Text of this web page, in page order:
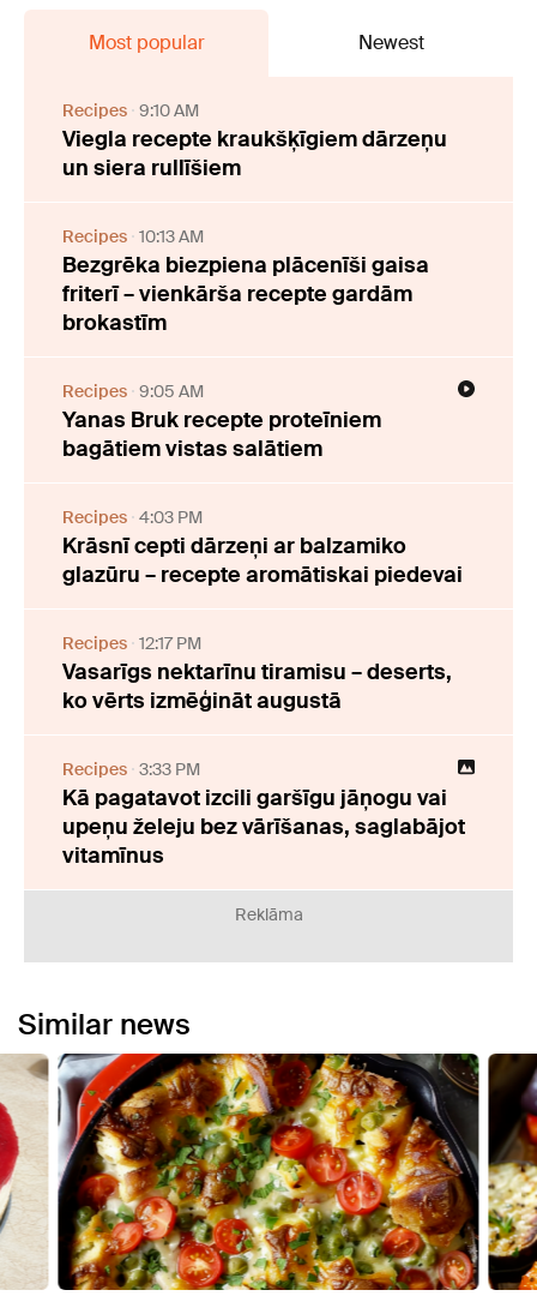
Most popular Newest
Recipes 9:10 AM
Viegla recepte kraukšķīgiem dārzeņu
un siera rullīšiem
Recipes 10:13 AM
Bezgrēka biezpiena plācenīši gaisa
friterī – vienkārša recepte gardām
brokastīm
Recipes 9:05 AM
Yanas Bruk recepte proteīniem
bagātiem vistas salātiem
Recipes 4:03 PM
Krāsnī cepti dārzeņi ar balzamiko
glazūru – recepte aromātiskai piedevai
Recipes 12:17 PM
Vasarīgs nektarīnu tiramisu – deserts,
ko vērts izmēģināt augustā
Recipes 3:33 PM
Kā pagatavot izcili garšīgu jāņogu vai
upeņu želeju bez vārīšanas, saglabājot
vitamīnus
Reklāma
Similar news